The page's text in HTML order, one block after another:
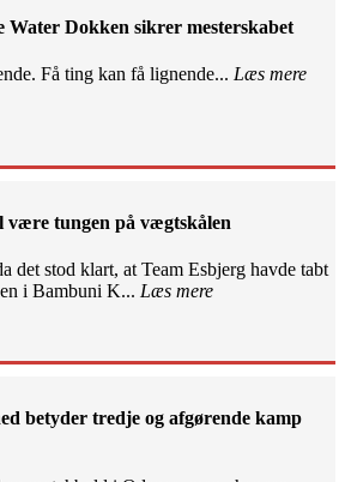
Water Dokken sikrer mesterskabet
Få ting kan få lignende... Læs mere
være tungen på vægtskålen
det stod klart, at Team Esbjerg havde tabt
i Bambuni K... Læs mere
betyder tredje og afgørende kamp